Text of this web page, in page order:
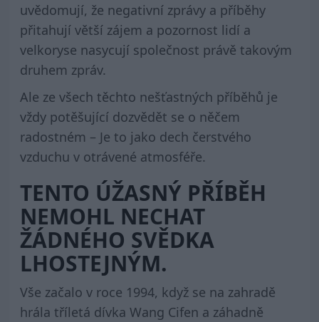
uvědomují, že negativní zprávy a příběhy
přitahují větší zájem a pozornost lidí a
velkoryse nasycují společnost právě takovým
druhem zpráv.
Ale ze všech těchto nešťastných příběhů je
vždy potěšující dozvědět se o něčem
radostném – Je to jako dech čerstvého
vzduchu v otrávené atmosféře.
TENTO ÚŽASNÝ PŘÍBĚH
NEMOHL NECHAT
ŽÁDNÉHO SVĚDKA
LHOSTEJNÝM.
Vše začalo v roce 1994, když se na zahradě
hrála tříletá dívka Wang Cifen a záhadně